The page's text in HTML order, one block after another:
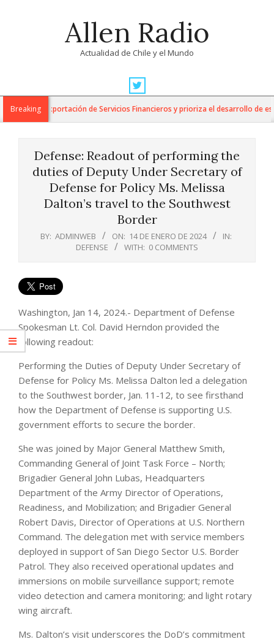
Allen Radio
Actualidad de Chile y el Mundo
Navigation
MenuBreaking
para la Exportación de Servicios Financieros y prioriza el desarrollo de
Defense: Readout of performing the
duties of Deputy Under Secretary of
Defense for Policy Ms. Melissa
Dalton’s travel to the Southwest
Border
BY: ADMINWEB ON: 14 DE ENERO DE 2024
IN:
DEFENSE
WITH: 0 COMMENTS
Washington, Jan 14, 2024.- Department of Defense
Spokesman Lt. Col. David Herndon provided the
following readout:
Performing the Duties of Deputy Under Secretary of
Defense for Policy Ms. Melissa Dalton led a delegation
to the Southwest border, Jan. 11-12, to see firsthand
how the Department of Defense is supporting U.S.
government efforts to secure the border.
She was joined by Major General Matthew Smith,
Commanding General of Joint Task Force – North;
Brigadier General John Lubas, Headquarters
Department of the Army Director of Operations,
Readiness, and Mobilization; and Brigadier General
Robert Davis, Director of Operations at U.S. Northern
Command. The delegation met with service members
deployed in support of San Diego Sector U.S. Border
Patrol. They also received operational updates and
immersions on mobile surveillance support; remote
video detection and camera monitoring; and light rotary
wing aircraft.
Ms. Dalton’s visit underscores the DoD’s commitment